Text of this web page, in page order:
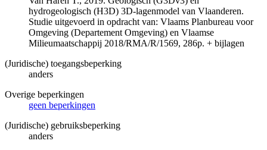
hydrogeologisch (H3D) 3D-lagenmodel van Vlaanderen.
Studie uitgevoerd in opdracht van: Vlaams Planbureau voor
Omgeving (Departement Omgeving) en Vlaamse
Milieumaatschappij 2018/RMA/R/1569, 286p. + bijlagen
(Juridische) toegangsbeperking
anders
Overige beperkingen
geen beperkingen
(Juridische) gebruiksbeperking
anders